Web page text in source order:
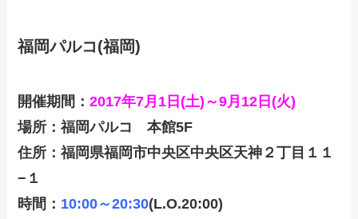
福岡パルコ(福岡)
開催期間：2017年7月1日(土)～9月12日(火)
場所：福岡パルコ 本館5F
住所：福岡県福岡市中央区中央区天神２丁目１１
−１
時間： 10:00～20:30(L.O.20:00)